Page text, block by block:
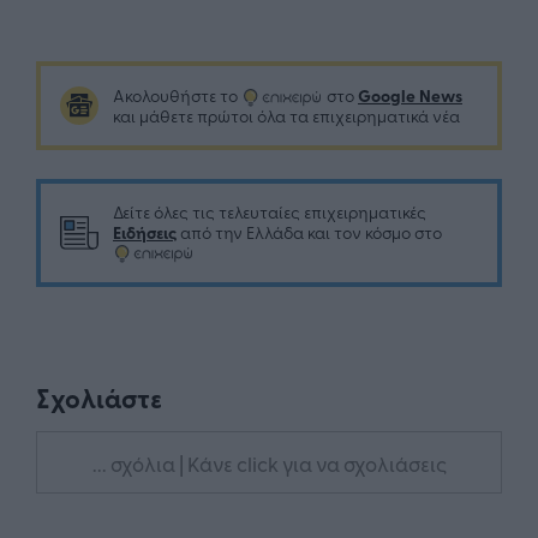
Ακολουθήστε το στο Google News
και μάθετε πρώτοι όλα τα επιχειρηματικά νέα
Δείτε όλες τις τελευταίες επιχειρηματικές
Ειδήσεις από την Ελλάδα και τον κόσμο στο
Σχολιάστε
... σχόλια | Κάνε click για να σχολιάσεις